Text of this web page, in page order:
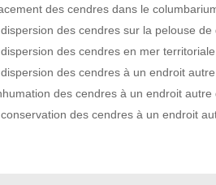
des cendres dans le
des cendres sur la pelouse
des cendres en mer
des cendres à un endroit
des cendres à un endroit
des cendres à un endroit